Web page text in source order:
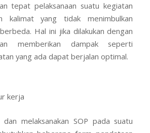
tepat pelaksanaan suatu kegiatan
kalimat yang tidak menimbulkan
Hal ini jika dilakukan dengan
memberikan dampak seperti
yang ada dapat berjalan optimal.
kerja
melaksanakan SOP pada suatu